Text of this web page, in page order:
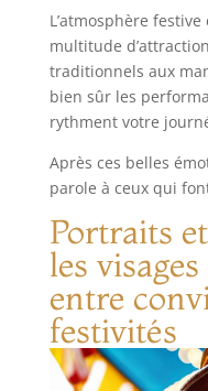
L’atmosphère
multitude
traditionnels aux
bien sûr les
rythment votre
Après ces belles
parole à ceux qui
Portraits
les
entre
festivités